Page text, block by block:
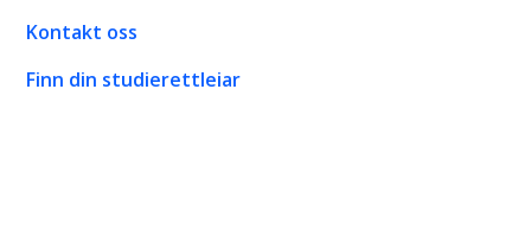
Kontakt oss
Finn din studierettleiar